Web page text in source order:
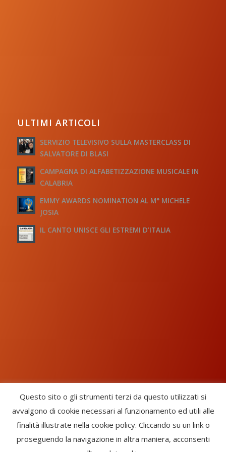
ULTIMI ARTICOLI
SERVIZIO TELEVISIVO SULLA MASTERCLASS DI
SALVATORE DI BLASI
CAMPAGNA DI ALFABETIZZAZIONE MUSICALE IN
CALABRIA
EMMY AWARDS NOMINATION AL M° MICHELE
JOSIA
IL CANTO UNISCE GLI ESTREMI D’ITALIA
Chorus Inside - International Choral Federation - APS Ente Terzo
Settore · CF: 93058420691
Questo sito o gli strumenti terzi da questo utilizzati si
avvalgono di cookie necessari al funzionamento ed utili alle
finalità illustrate nella cookie policy. Cliccando su un link o
proseguendo la navigazione in altra maniera, acconsenti